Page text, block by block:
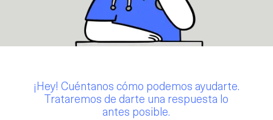
¡Hey! Cuéntanos cómo podemos ayudarte.
Trataremos de darte una respuesta lo
antes posible.